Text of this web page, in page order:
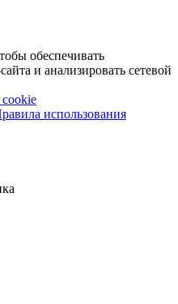
обеспечивать
и анализировать сетевой
использования